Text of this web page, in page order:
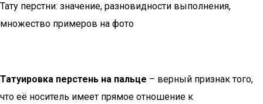
Тату перстни: значение, разновидности выполнения,
множество примеров на фото
Татуировка перстень на пальце – верный признак того,
что её носитель имеет прямое отношение к